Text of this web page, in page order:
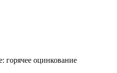
горячее оцинкование